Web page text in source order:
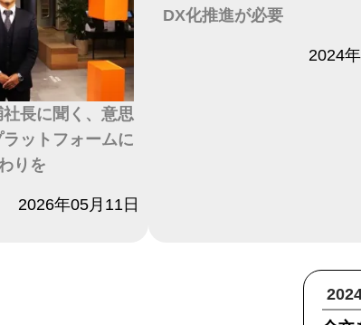
長に聞く、意思
ットフォームに
りを
2026年05月11日
DX化推進が必要
2024